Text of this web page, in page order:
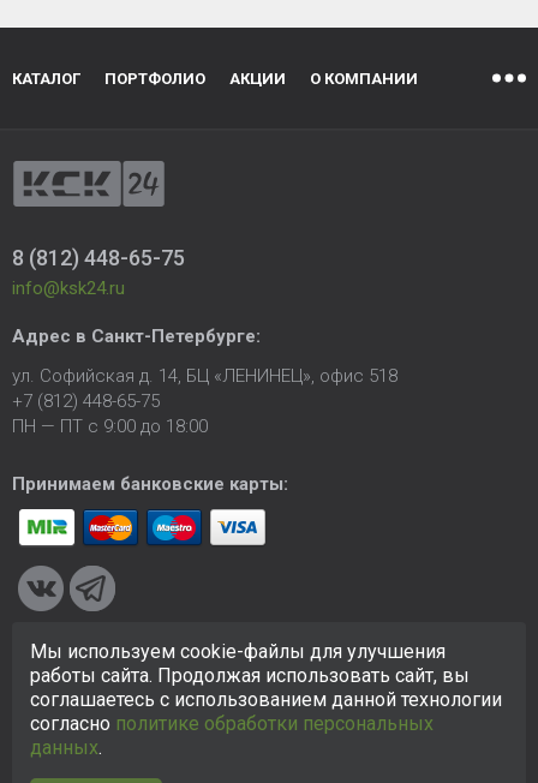
КАТАЛОГ ПОРТФОЛИО АКЦИИ О КОМПАНИИ
8 (812) 448-65-75
info@ksk24.ru
Адрес в Санкт-Петербурге:
ул. Софийская д. 14, БЦ «ЛЕНИНЕЦ», офис 518
+7 (812) 448-65-75
ПН — ПТ с 9:00 до 18:00
Принимаем банковские карты:
© 2005-2026 ООО «КСК». Сайтhttps://ksk24.ruсоздан
исключительно в информационных целях и любая информация
на сайте не является публичной офертой.Политика в
отношении персональных данных
Мы используем cookie-файлы для улучшения
работы сайта. Продолжая использовать сайт, вы
соглашаетесь с использованием данной технологии
согласно политике обработки персональных
данных.